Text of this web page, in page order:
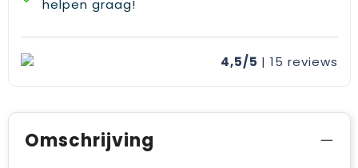
helpen graag!
4,5/5 | 15 reviews
Omschrijving